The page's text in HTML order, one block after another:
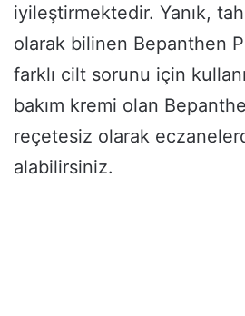
iyileştirmektedir. Yanık,
olarak bilinen Bepanthen
farklı cilt sorunu için
bakım kremi olan
reçetesiz olarak
alabilirsiniz.